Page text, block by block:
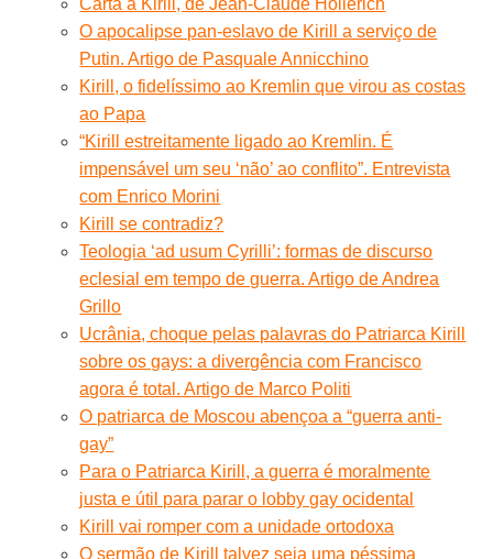
O apocalipse pan-eslavo de Kirill a serviço de
Putin. Artigo de Pasquale Annicchino
Kirill, o fidelíssimo ao Kremlin que virou as costas
ao Papa
“Kirill estreitamente ligado ao Kremlin. É
impensável um seu ‘não’ ao conflito”. Entrevista
com Enrico Morini
Kirill se contradiz?
Teologia ‘ad usum Cyrilli’: formas de discurso
eclesial em tempo de guerra. Artigo de Andrea
Grillo
Ucrânia, choque pelas palavras do Patriarca Kirill
sobre os gays: a divergência com Francisco
agora é total. Artigo de Marco Politi
O patriarca de Moscou abençoa a “guerra anti-
gay”
Para o Patriarca Kirill, a guerra é moralmente
justa e útil para parar o lobby gay ocidental
Kirill vai romper com a unidade ortodoxa
O sermão de Kirill talvez seja uma péssima